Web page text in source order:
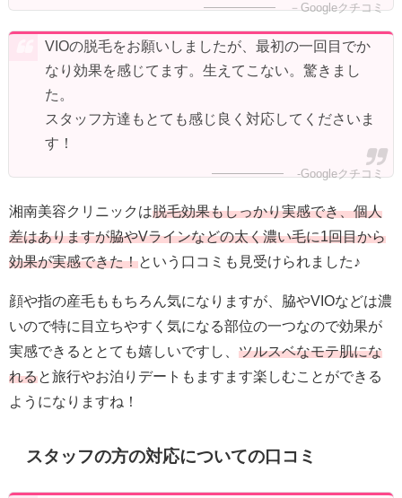
－Googleクチコミ
VIOの脱毛をお願いしましたが、最初の一回目でか
なり効果を感じてます。生えてこない。驚きまし
た。
スタッフ方達もとても感じ良く対応してくださいま
す！
-Googleクチコミ
湘南美容クリニックは脱毛効果もしっかり実感でき、個人
差はありますが脇やVラインなどの太く濃い毛に1回目から
効果が実感できた！という口コミも見受けられました♪
顔や指の産毛ももちろん気になりますが、脇やVIOなどは濃
いので特に目立ちやすく気になる部位の一つなので効果が
実感できるととても嬉しいですし、 ツルスベなモテ肌にな
れると旅行やお泊りデートもますます楽しむことができる
ようになりますね！
スタッフの方の対応についての口コミ